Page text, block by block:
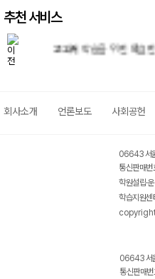
추천 서비스
교과서 학습을 위한 확실한
회사소개 언론보도 사회공헌
06643 서
통신판매
학원설립·
학습지원
06643 서
통신판매